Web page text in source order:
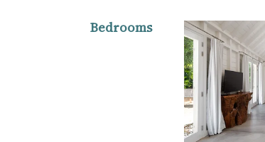
Bedrooms